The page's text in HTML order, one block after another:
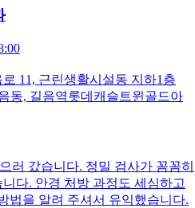
11, 근린생활시설동 지하1층
동, 길음역롯데캐슬트윈골드아
러 갔습니다. 정밀 검사가 꼼꼼히
다. 안경 처방 과정도 세심하고
법을 알려 주셔서 유익했습니다.